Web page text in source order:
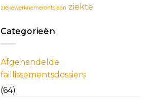
ziekewerknemerontslaan ziekte
Categorieën
Afgehandelde
faillissementsdossiers
(64)